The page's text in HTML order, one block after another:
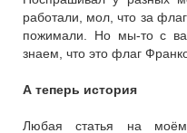
работали, мол, что за
пожимали. Но мы-то с
знаем, что это флаг
А теперь история
Любая статья на